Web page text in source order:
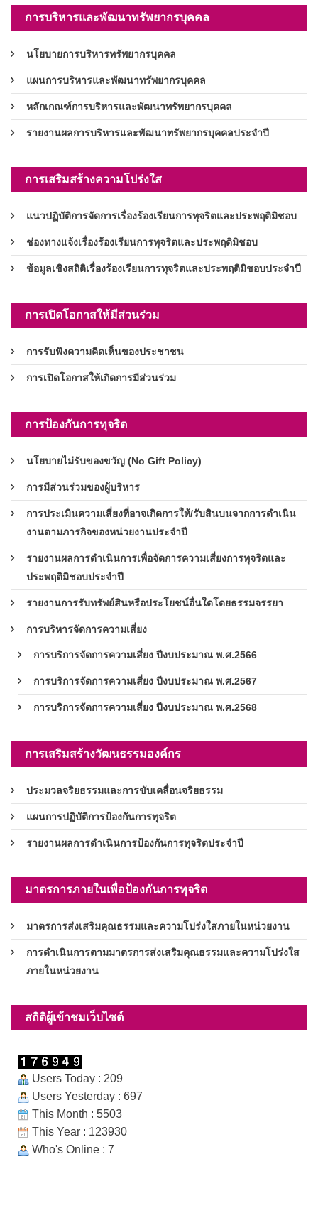
การบริหารและพัฒนาทรัพยากรบุคคล
นโยบายการบริหารทรัพยากรบุคคล
แผนการบริหารและพัฒนาทรัพยากรบุคคล
หลักเกณฑ์การบริหารและพัฒนาทรัพยากรบุคคล
รายงานผลการบริหารและพัฒนาทรัพยากรบุคคลประจำปี
การเสริมสร้างความโปร่งใส
แนวปฏิบัติการจัดการเรื่องร้องเรียนการทุจริตและประพฤติมิชอบ
ช่องทางแจ้งเรื่องร้องเรียนการทุจริตและประพฤติมิชอบ
ข้อมูลเชิงสถิติเรื่องร้องเรียนการทุจริตและประพฤติมิชอบประจำปี
การเปิดโอกาสให้มีส่วนร่วม
การรับฟังความคิดเห็นของประชาชน
การเปิดโอกาสให้เกิดการมีส่วนร่วม
การป้องกันการทุจริต
นโยบายไม่รับของขวัญ (No Gift Policy)
การมีส่วนร่วมของผู้บริหาร
การประเมินความเสี่ยงที่อาจเกิดการให้/รับสินบนจากการดำเนิน
งานตามภารกิจของหน่วยงานประจำปี
รายงานผลการดำเนินการเพื่อจัดการความเสี่ยงการทุจริตและ
ประพฤติมิชอบประจำปี
รายงานการรับทรัพย์สินหรือประโยชน์อื่นใดโดยธรรมจรรยา
การบริหารจัดการความเสี่ยง
การบริการจัดการความเสี่ยง ปีงบประมาณ พ.ศ.2566
การบริการจัดการความเสี่ยง ปีงบประมาณ พ.ศ.2567
การบริการจัดการความเสี่ยง ปีงบประมาณ พ.ศ.2568
การเสริมสร้างวัฒนธรรมองค์กร
ประมวลจริยธรรมและการขับเคลื่อนจริยธรรม
แผนการปฏิบัติการป้องกันการทุจริต
รายงานผลการดำเนินการป้องกันการทุจริตประจำปี
มาตรการภายในเพื่อป้องกันการทุจริต
มาตรการส่งเสริมคุณธรรมและความโปร่งใสภายในหน่วยงาน
การดำเนินการตามมาตรการส่งเสริมคุณธรรมและความโปร่งใส
ภายในหน่วยงาน
สถิติผู้เข้าชมเว็บไซต์
Users Today : 209
Users Yesterday : 697
This Month : 5503
This Year : 123930
Who's Online : 7